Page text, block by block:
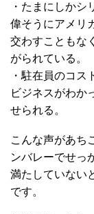
・たまにしか
偉そうにアメリ
交わすこともな
がられている。
・駐在員のコ
ビジネスがわか
せられる。
こんな声があち
ンバレーでせっ
満たしていない
です。